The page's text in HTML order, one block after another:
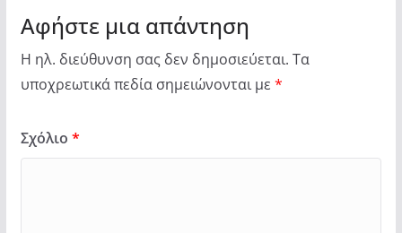
Αφήστε μια απάντηση
Η ηλ. διεύθυνση σας δεν δημοσιεύεται. Τα
υποχρεωτικά πεδία σημειώνονται με *
Σχόλιο *